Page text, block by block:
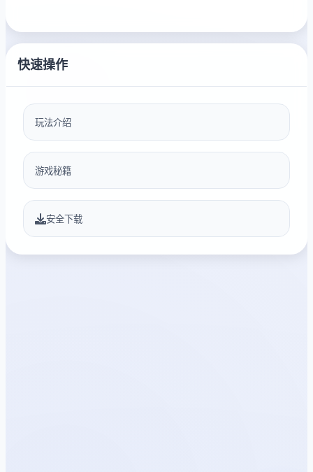
快速操作
玩法介绍
游戏秘籍
安全下载